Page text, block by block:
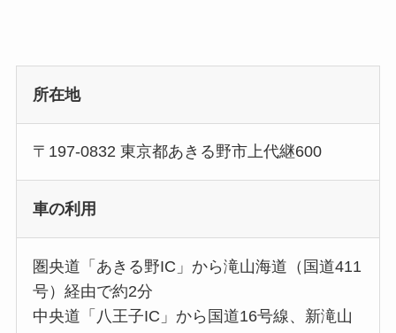
所在地
〒197-0832 東京都あきる野市上代継600
車の利用
圏央道「あきる野IC」から滝山海道（国道411
号）経由で約2分
中央道「八王子IC」から国道16号線、新滝山